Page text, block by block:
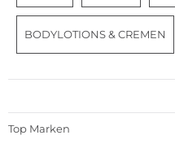
BODYLOTIONS & CREMEN
Top Marken